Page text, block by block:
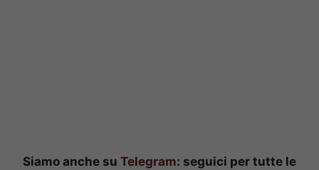
Siamo anche su Telegram: seguici per tutte le